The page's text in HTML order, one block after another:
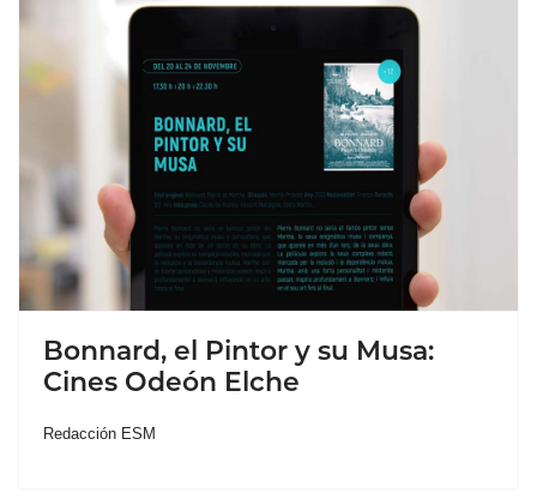
Bonnard, el Pintor y su Musa:
Cines Odeón Elche
Redacción ESM